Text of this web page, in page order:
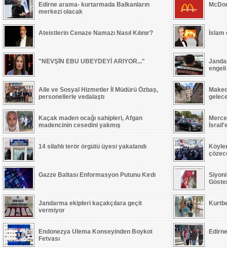
Edirne arama- kurtarmada Balkanların
merkezi olacak
Ateistlerin Cenaze Namazı Nasıl Kılınır? İslam
"NEVŞİN EBU UBEYDEYİ ARIYOR..."
Aile ve Sosyal Hizmetler İl Müdürü Özbaş,
personellerle vedalaştı
Kaçak maden ocağı sahipleri, Afgan
madencinin cesedini yakmış
14 silahlı terör örgütü üyesi yakalandı
Gazze Baltası Enformasyon Putunu Kırdı
Jandarma ekipleri kaçakçılara geçit
vermiyor
Endonezya Ulema Konseyinden Boykot
Fetvası